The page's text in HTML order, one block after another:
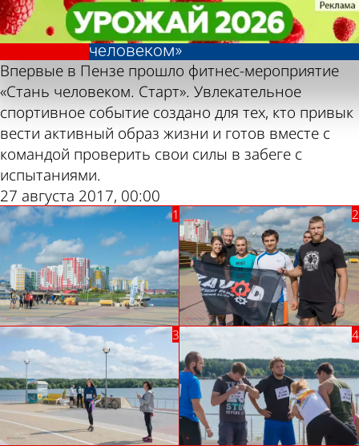
Тренировочный
забег «Стань
человеком»
Фотолента,
«Спорт»
Впервые в Пензе прошло фитнес-мероприятие
«Стань человеком. Старт». Увлекательное
спортивное событие создано для тех, кто привык
вести активный образ жизни и готов вместе с
командой проверить свои силы в забеге с
испытаниями.
27 августа 2017, 00:00
Тренировочный
забег «Стань
человеком»
Фотолента,
«Спорт»